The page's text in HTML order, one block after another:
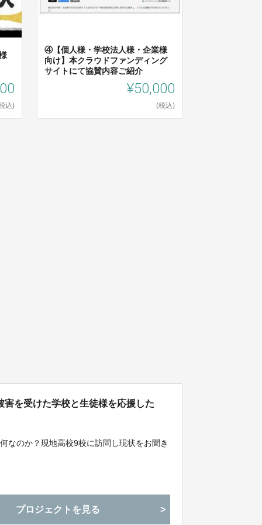
込)
④【個人様・学校法人様・企業様
向け】本クラウドファンディング
サイトにて協賛内容ご紹介
¥50,000
(税込)
を受けた学校と生徒様を応援した
なのか？現地高校9校に訪問し現状をお聞き
プロジェクトを見る